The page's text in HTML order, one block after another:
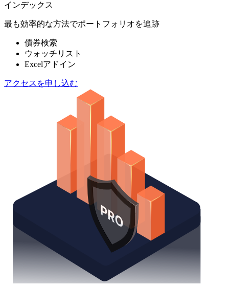
インデックス
最も効率的な方法でポートフォリオを追跡
債券検索
ウォッチリスト
Excelアドイン
アクセスを申し込む